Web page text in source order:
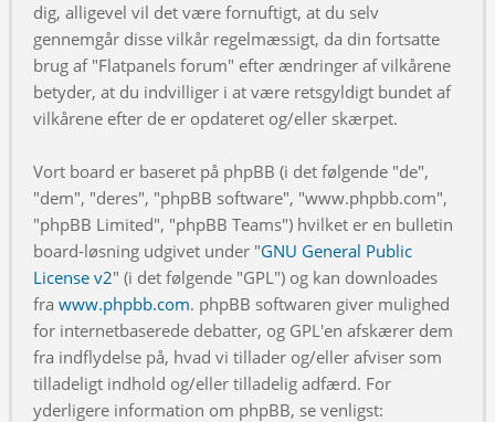
dig, alligevel vil det være fornuftigt, at du selv
gennemgår disse vilkår regelmæssigt, da din fortsatte
brug af "Flatpanels forum" efter ændringer af vilkårene
betyder, at du indvilliger i at være retsgyldigt bundet af
vilkårene efter de er opdateret og/eller skærpet.
Vort board er baseret på phpBB (i det følgende "de",
"dem", "deres", "phpBB software", "www.phpbb.com",
"phpBB Limited", "phpBB Teams") hvilket er en bulletin
board-løsning udgivet under "GNU General Public
License v2" (i det følgende "GPL") og kan downloades
fra www.phpbb.com. phpBB softwaren giver mulighed
for internetbaserede debatter, og GPL'en afskærer dem
fra indflydelse på, hvad vi tillader og/eller afviser som
tilladeligt indhold og/eller tilladelig adfærd. For
yderligere information om phpBB, se venligst: